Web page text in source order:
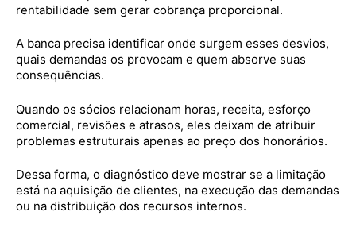
rentabilidade sem gerar cobrança proporcional.
A banca precisa identificar onde surgem esses desvios,
quais demandas os provocam e quem absorve suas
consequências.
Quando os sócios relacionam horas, receita, esforço
comercial, revisões e atrasos, eles deixam de atribuir
problemas estruturais apenas ao preço dos honorários.
Dessa forma, o diagnóstico deve mostrar se a limitação
está na aquisição de clientes, na execução das demandas
ou na distribuição dos recursos internos.